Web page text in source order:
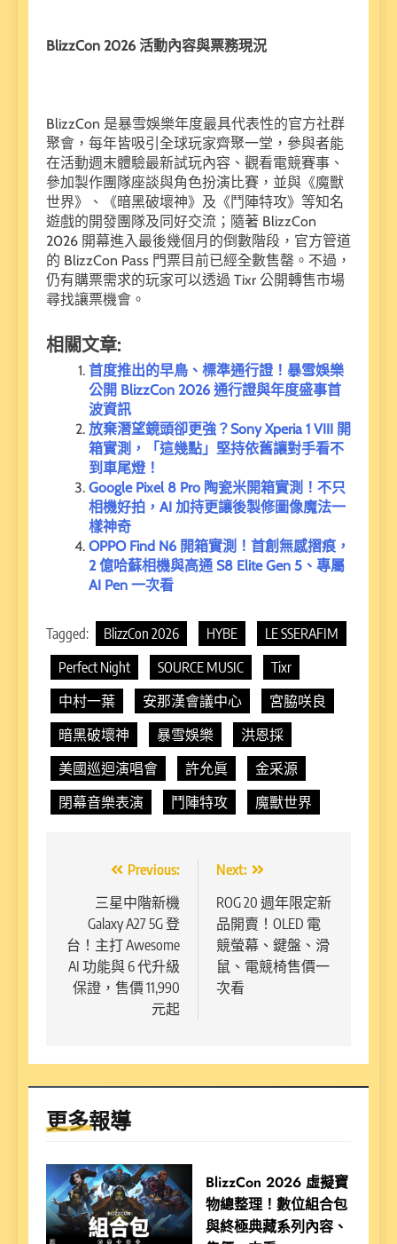
BlizzCon 2026 活動內容與票務現況
BlizzCon 是暴雪娛樂年度最具代表性的官方社群
聚會，每年皆吸引全球玩家齊聚一堂，參與者能
在活動週末體驗最新試玩內容、觀看電競賽事、
參加製作團隊座談與角色扮演比賽，並與《魔獸
世界》、《暗黑破壞神》及《鬥陣特攻》等知名
遊戲的開發團隊及同好交流；隨著 BlizzCon
2026 開幕進入最後幾個月的倒數階段，官方管道
的 BlizzCon Pass 門票目前已經全數售罄。不過，
仍有購票需求的玩家可以透過 Tixr 公開轉售市場
尋找讓票機會。
相關文章:
首度推出的早鳥、標準通行證！暴雪娛樂
公開 BlizzCon 2026 通行證與年度盛事首
波資訊
放棄潛望鏡頭卻更強？Sony Xperia 1 VIII 開
箱實測，「這幾點」堅持依舊讓對手看不
到車尾燈！
Google Pixel 8 Pro 陶瓷米開箱實測！不只
相機好拍，AI 加持更讓後製修圖像魔法一
樣神奇
OPPO Find N6 開箱實測！首創無感摺痕，
2 億哈蘇相機與高通 S8 Elite Gen 5、專屬
AI Pen 一次看
Tagged: BlizzCon 2026 HYBE
LE SSERAFIM
Perfect Night
SOURCE MUSIC
Tixr
中村一葉
安那漢會議中心
宮脇咲良
暗黑破壞神
暴雪娛樂
洪恩採
美國巡迴演唱會
許允眞
金采源
閉幕音樂表演
鬥陣特攻 魔獸世界
導
覽
Previous:
三星中階新機
Galaxy A27 5G 登
台！主打 Awesome
AI 功能與 6 代升級
保證，售價 11,990
元起
Next:
ROG 20 週年限定新
品開賣！OLED 電
競螢幕、鍵盤、滑
鼠、電競椅售價一
次看
更多報導
BlizzCon 2026 虛擬寶
物總整理！數位組合包
與終極典藏系列內容、